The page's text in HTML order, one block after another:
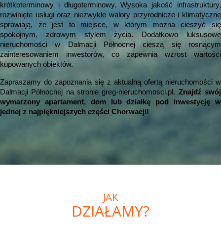
krótkoterminowy i długoterminowy. Wysoka jakość infrastruktury,
rozwinięte usługi oraz niezwykłe walory przyrodnicze i klimatyczne
sprawiają, że jest to miejsce, w którym można cieszyć się
spokojnym, zdrowym stylem życia. Dodatkowo luksusowe
nieruchomości w Dalmacji Północnej cieszą się rosnącym
zainteresowaniem inwestorów, co zapewnia wzrost wartości
kupowanych obiektów.
Zapraszamy do zapoznania się z aktualną ofertą nieruchomości w
Dalmacji Północnej na stronie greg-nieruchomosci.pl. Znajdź swój
wymarzony apartament, dom lub działkę pod inwestycję w
jednej z najpiękniejszych części Chorwacji!
JAK
DZIAŁAMY?